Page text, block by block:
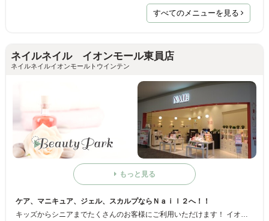
すべてのメニューを見る
ネイルネイル イオンモール東員店
ネイルネイルイオンモールトウインテン
もっと見る
ケア、マニキュア、ジェル、スカルプならＮａｉｌ２へ！！
キッズからシニアまでたくさんのお客様にご利用いただけます！ イオンモール内にございますのでお買い物ついでにオシャレしてみてはいかがですか♪